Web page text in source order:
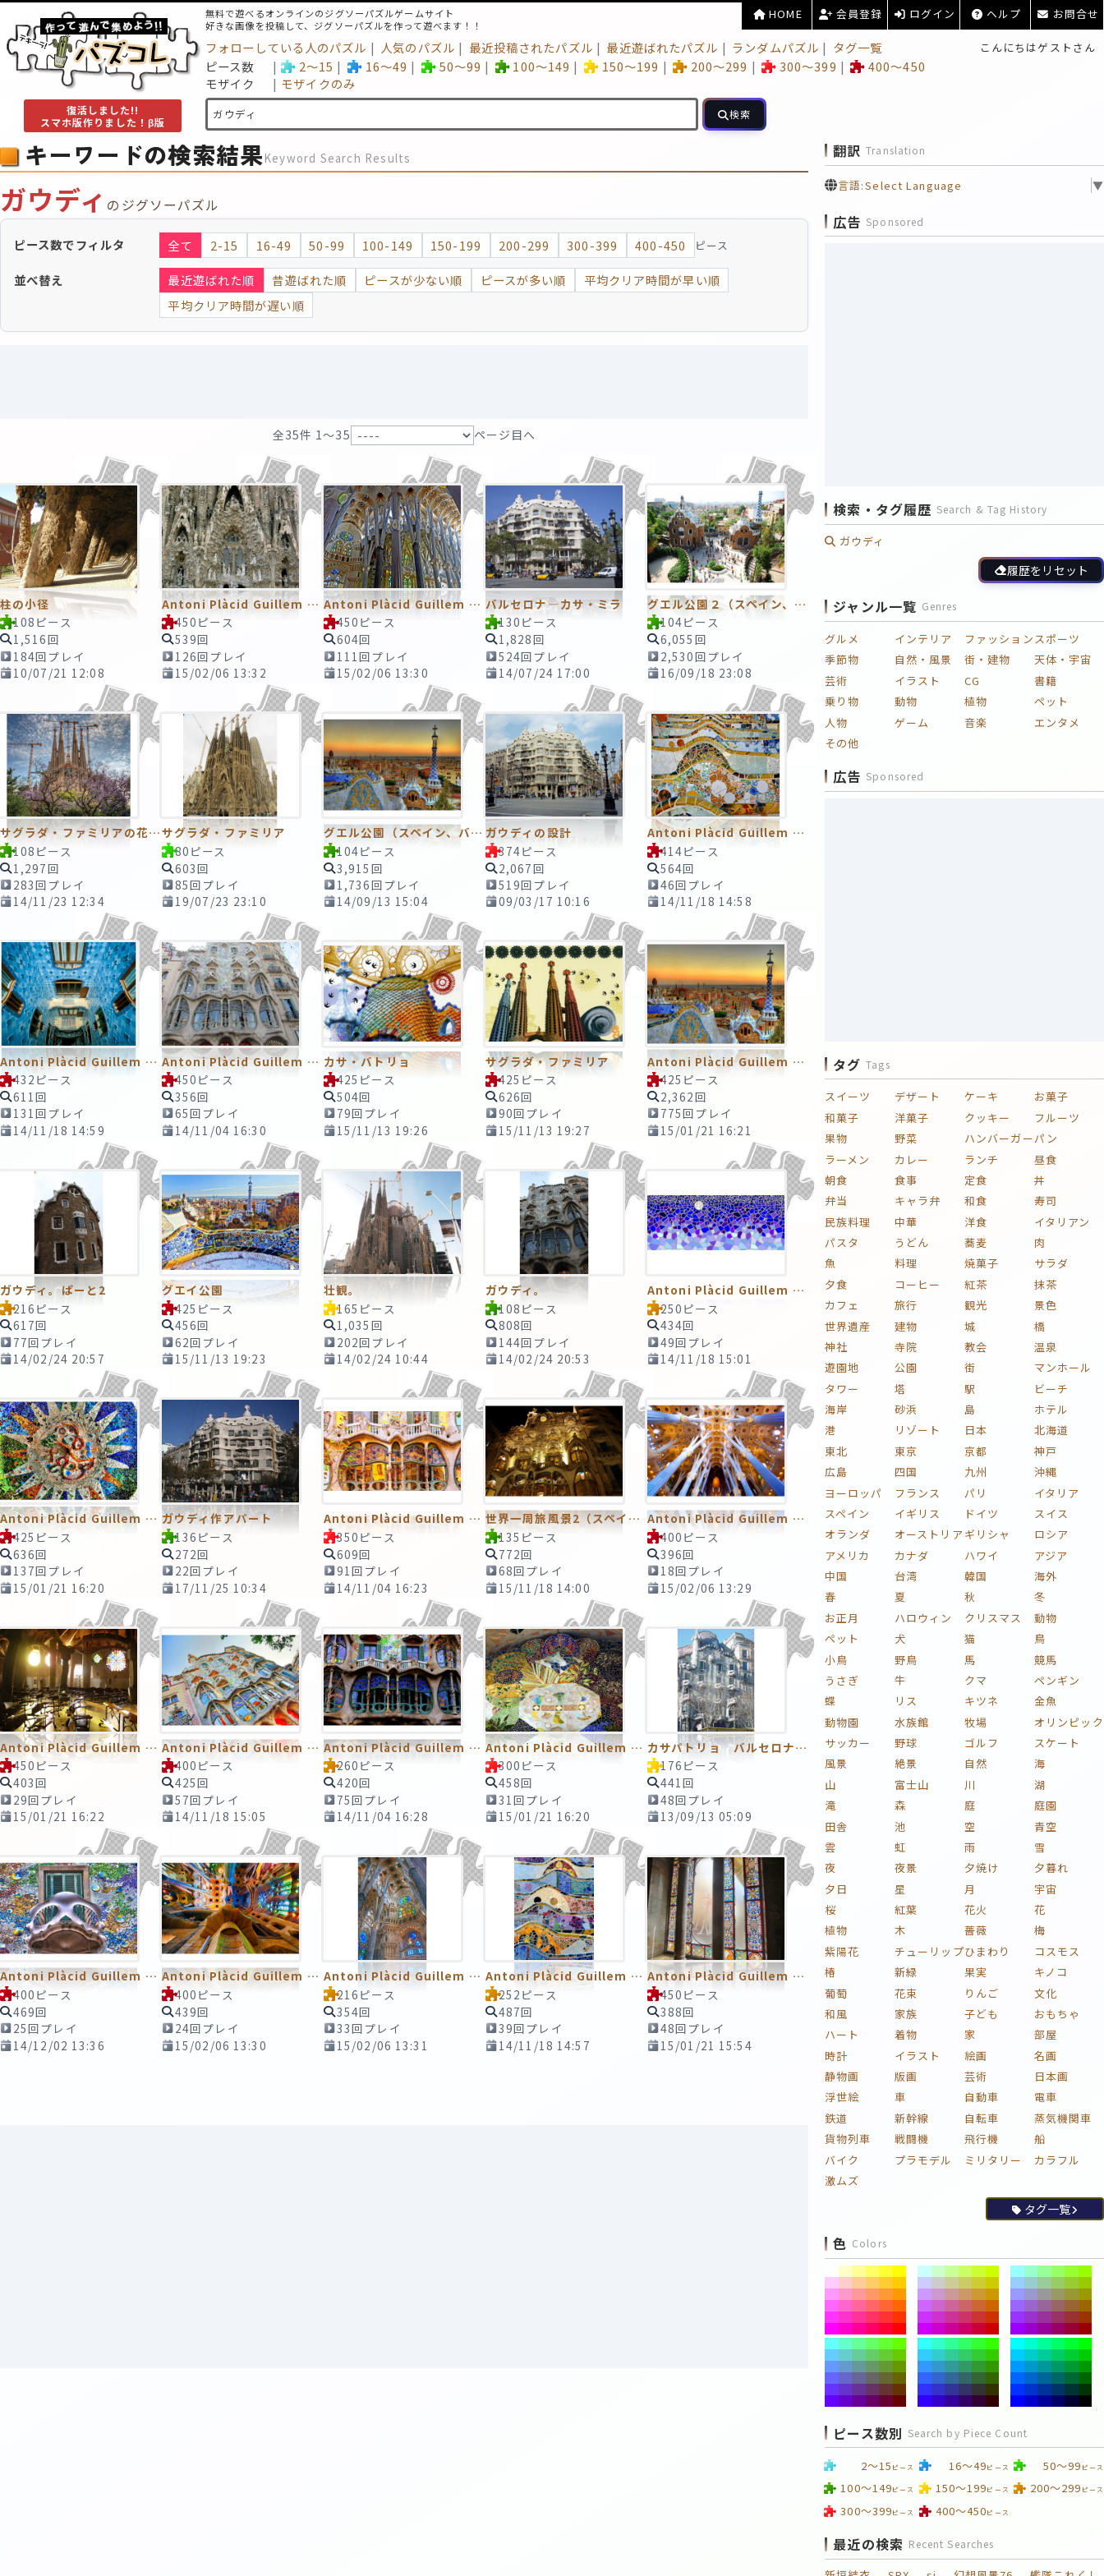
復活しました!!
スマホ版作りました！β版
検索
無料で遊べるオンラインのジグソーパズルゲームサイト
好きな画像を投稿して、ジグソーパズルを作って遊べます！！
HOME 会員登録 ログイン ヘルプ お問合せ
こんにちはゲストさん
フォローしている人のパズル 人気のパズル 最近投稿されたパズル 最近遊ばれたパズル ランダムパズル
タグ一覧
ピース数
2～15 16～49 50～99 100～149 150～199 200～299 300～399
400～450
モザイク
モザイクのみ
キーワードの検索結果Keyword Search Results
ガウディ のジグソーパズル
ピース数でフィルタ 全て 2-15 16-49 50-99 100-149 150-199 200-299 300-399 400-450 ピース
並べ替え 最近遊ばれた順 昔遊ばれた順 ピースが少ない順 ピースが多い順
平均クリア時間が早い順
平均クリア時間が遅い順
全35件 1〜35 ページ目へ
柱の小径
108ピース
1,516回
184回プレイ
10/07/21 12:08
Antoni Plàcid Guillem Gaudí i Cornet／アントニ・ガウディ
450ピース
539回
126回プレイ
15/02/06 13:32
Antoni Plàcid Guillem Gaudí i Cornet／アントニ・ガウディ
450ピース
604回
111回プレイ
15/02/06 13:30
バルセロナ―カサ・ミラ
130ピース
1,828回
524回プレイ
14/07/24 17:00
グエル公園２（スペイン、バルセロナ）
104ピース
6,055回
2,530回プレイ
16/09/18 23:08
サグラダ・ファミリアの花景
108ピース
1,297回
283回プレイ
14/11/23 12:34
サグラダ・ファミリア
80ピース
603回
85回プレイ
19/07/23 23:10
グエル公園（スペイン、バルセロナ）
104ピース
3,915回
1,736回プレイ
14/09/13 15:04
ガウディの設計
374ピース
2,067回
519回プレイ
09/03/17 10:16
Antoni Plàcid Guillem Gaudí i Cornet／アントニ・ガウディ
414ピース
564回
46回プレイ
14/11/18 14:58
Antoni Plàcid Guillem Gaudí i Cornet／アントニ・ガウディ
432ピース
611回
131回プレイ
14/11/18 14:59
Antoni Plàcid Guillem Gaudí i Cornet／アントニ・ガウディ
450ピース
356回
65回プレイ
14/11/04 16:30
カサ・バトリョ
425ピース
504回
79回プレイ
15/11/13 19:26
サグラダ・ファミリア
425ピース
626回
90回プレイ
15/11/13 19:27
Antoni Plàcid Guillem Gaudí i Cornet／アントニ・ガウディ
425ピース
2,362回
775回プレイ
15/01/21 16:21
ガウディ。ぱーと2
216ピース
617回
77回プレイ
14/02/24 20:57
グエイ公園
425ピース
456回
62回プレイ
15/11/13 19:23
壮観。
165ピース
1,035回
202回プレイ
14/02/24 10:44
ガウディ。
108ピース
808回
144回プレイ
14/02/24 20:53
Antoni Plàcid Guillem Gaudí i Cornet／アントニ・ガウディ
250ピース
434回
49回プレイ
14/11/18 15:01
Antoni Plàcid Guillem Gaudí i Cornet／アントニ・ガウディ
425ピース
636回
137回プレイ
15/01/21 16:20
ガウディ作アパート
136ピース
272回
22回プレイ
17/11/25 10:34
Antoni Plàcid Guillem Gaudí i Cornet／アントニ・ガウディ
350ピース
609回
91回プレイ
14/11/04 16:23
世界一周旅風景2（スペイン：バルセロナ）
135ピース
772回
68回プレイ
15/11/18 14:00
Antoni Plàcid Guillem Gaudí i Cornet／アントニ・ガウディ
400ピース
396回
18回プレイ
15/02/06 13:29
Antoni Plàcid Guillem Gaudí i Cornet／アントニ・ガウディ
450ピース
403回
29回プレイ
15/01/21 16:22
Antoni Plàcid Guillem Gaudí i Cornet／アントニ・ガウディ
400ピース
425回
57回プレイ
14/11/18 15:05
Antoni Plàcid Guillem Gaudí i Cornet／アントニ・ガウディ
260ピース
420回
75回プレイ
14/11/04 16:28
Antoni Plàcid Guillem Gaudí i Cornet／アントニ・ガウディ
300ピース
458回
31回プレイ
15/01/21 16:20
カサパトリョ バルセロナ ガウディ
176ピース
441回
48回プレイ
13/09/13 05:09
Antoni Plàcid Guillem Gaudí i Cornet／アントニ・ガウディ
400ピース
469回
25回プレイ
14/12/02 13:36
Antoni Plàcid Guillem Gaudí i Cornet／アントニ・ガウディ
400ピース
439回
24回プレイ
15/02/06 13:30
Antoni Plàcid Guillem Gaudí i Cornet／アントニ・ガウディ
216ピース
354回
33回プレイ
15/02/06 13:31
Antoni Plàcid Guillem Gaudí i Cornet／アントニ・ガウディ
252ピース
487回
39回プレイ
14/11/18 14:57
Antoni Plàcid Guillem Gaudí i Cornet／アントニ・ガウディ
450ピース
388回
48回プレイ
15/01/21 15:54
翻訳 Translation
言語:Select Language ▼
広告 Sponsored
検索・タグ履歴 Search & Tag History
ガウディ
履歴をリセット
ジャンル一覧 Genres
グルメ インテリア ファッションスポーツ
季節物
自然・風景 街・建物
天体・宇宙
芸術
イラスト CG
書籍
乗り物
動物 植物
ペット
人物
ゲーム 音楽
エンタメ
その他
広告 Sponsored
タグ Tags
スイーツ デザート ケーキ
お菓子
和菓子
洋菓子 クッキー
フルーツ
果物
野菜 ハンバーガーパン
ラーメン
カレー ランチ
昼食
朝食
食事 定食
丼
弁当
キャラ弁 和食
寿司
民族料理
中華 洋食
イタリアン
パスタ
うどん 蕎麦
肉
魚
料理 焼菓子
サラダ
夕食
コーヒー 紅茶
抹茶
カフェ
旅行 観光
景色
世界遺産
建物 城
橋
神社
寺院 教会
温泉
遊園地
公園 街
マンホール
タワー
塔 駅
ビーチ
海岸
砂浜 島
ホテル
港
リゾート 日本
北海道
東北
東京 京都
神戸
広島
四国 九州
沖縄
ヨーロッパ
フランス パリ
イタリア
スペイン
イギリス ドイツ
スイス
オランダ
オーストリア ギリシャ
ロシア
アメリカ
カナダ ハワイ
アジア
中国
台湾 韓国
海外
春
夏 秋
冬
お正月
ハロウィン クリスマス
動物
ペット
犬 猫
鳥
小鳥
野鳥 馬
競馬
うさぎ
牛 クマ
ペンギン
蝶
リス キツネ
金魚
動物園
水族館 牧場
オリンピック
サッカー
野球 ゴルフ
スケート
風景
絶景 自然
海
山
富士山 川
湖
滝
森 庭
庭園
田舎
池 空
青空
雲
虹 雨
雪
夜
夜景 夕焼け
夕暮れ
夕日
星 月
宇宙
桜
紅葉 花火
花
植物
木 薔薇
梅
紫陽花
チューリップひまわり
コスモス
椿
新緑 果実
キノコ
葡萄
花束 りんご
文化
和風
家族 子ども
おもちゃ
ハート
着物 家
部屋
時計
イラスト 絵画
名画
静物画
版画 芸術
日本画
浮世絵
車 自動車
電車
鉄道
新幹線 自転車
蒸気機関車
貨物列車
戦闘機 飛行機
船
バイク
プラモデル ミリタリー
カラフル
激ムズ
タグ一覧
色 Colors
ピース数別 Search by Piece Count
2～15 ピース 16～49ピース 50～99 ピース
100～149ピース 150～199ピース 200～299 ピース
300～399ピース 400～450ピース
最近の検索 Recent Searches